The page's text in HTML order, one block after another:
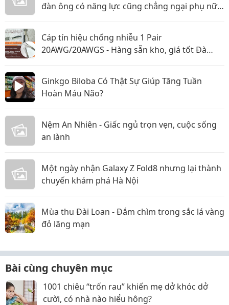
đàn ông có năng lực cũng chẳng ngại phụ nữ
Cáp tín hiệu chống nhiễu 1 Pair
20AWG/20AWGS - Hàng sẵn kho, giá tốt Đà
Ginkgo Biloba Có Thật Sự Giúp Tăng Tuần
Hoàn Máu Não?
Nệm An Nhiên - Giấc ngủ trọn vẹn, cuộc sống
an lành
Một ngày nhận Galaxy Z Fold8 nhưng lại thành
chuyến khám phá Hà Nội
Mùa thu Đài Loan - Đắm chìm trong sắc lá vàng
đỏ lãng mạn
Bài cùng chuyên mục
1001 chiêu “trốn rau” khiến mẹ dở khóc dở
cười, có nhà nào hiểu hông?